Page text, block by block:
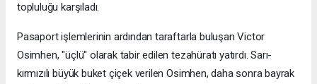
topluluğu karşıladı.
Pasaport işlemlerinin ardından taraftarla buluşan Victor
Osimhen, "üçlü" olarak tabir edilen tezahüratı yatırdı. Sarı-
kırmızılı büyük buket çiçek verilen Osimhen, daha sonra bayrak